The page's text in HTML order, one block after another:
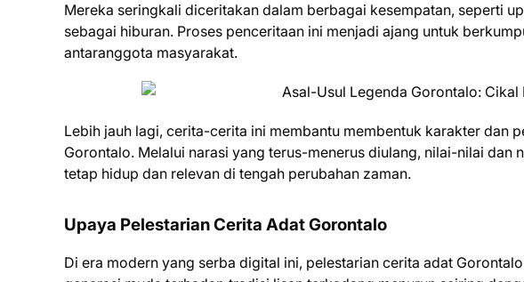
Mereka seringkali diceritakan dalam berbagai kesempatan, seperti
sebagai hiburan. Proses penceritaan ini menjadi ajang untuk
antaranggota masyarakat.
Lebih jauh lagi, cerita-cerita ini membantu membentuk karakter dan
Gorontalo. Melalui narasi yang terus-menerus diulang, nilai-nilai
tetap hidup dan relevan di tengah perubahan zaman.
Upaya Pelestarian Cerita Adat Gorontalo
Di era modern yang serba digital ini, pelestarian cerita adat